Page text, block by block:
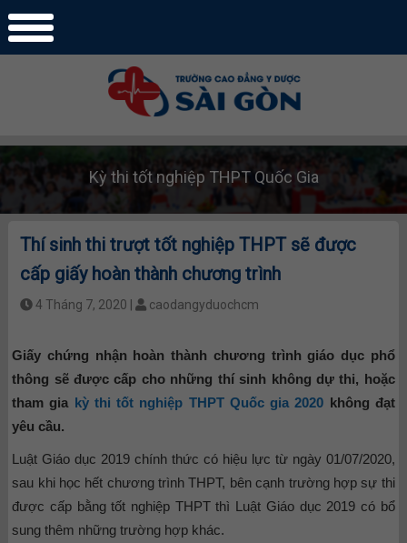
Kỳ thi tốt nghiệp THPT Quốc Gia
Thí sinh thi trượt tốt nghiệp THPT sẽ được
cấp giấy hoàn thành chương trình
4 Tháng 7, 2020 | caodangyduochcm
Giấy chứng nhận hoàn thành chương trình giáo dục phổ
thông sẽ được cấp cho những thí sinh không dự thi, hoặc
tham gia kỳ thi tốt nghiệp THPT Quốc gia 2020 không đạt
yêu cầu.
Luật Giáo dục 2019 chính thức có hiệu lực từ ngày 01/07/2020,
sau khi học hết chương trình THPT, bên cạnh trường hợp sự thi
được cấp bằng tốt nghiệp THPT thì Luật Giáo dục 2019 có bổ
sung thêm những trường hợp khác.